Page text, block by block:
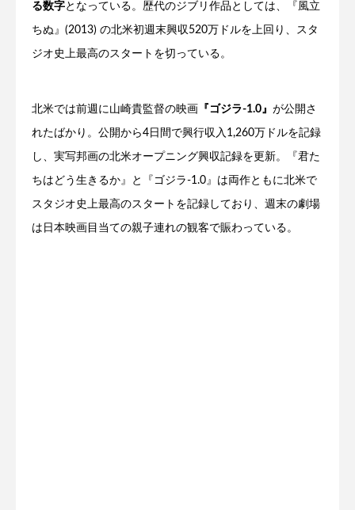
る数字となっている。歴代のジブリ作品としては、『風立
ちぬ』(2013) の北米初週末興収520万ドルを上回り、スタ
ジオ史上最高のスタートを切っている。
北米では前週に山崎貴監督の映画 『ゴジラ-1.0』 が公開さ
れたばかり。公開から4日間で興行収入1,260万ドルを記録
し、実写邦画の北米オープニング興収記録を更新。『君た
ちはどう生きるか』と『ゴジラ-1.0』は両作ともに北米で
スタジオ史上最高のスタートを記録しており、週末の劇場
は日本映画目当ての親子連れの観客で賑わっている。